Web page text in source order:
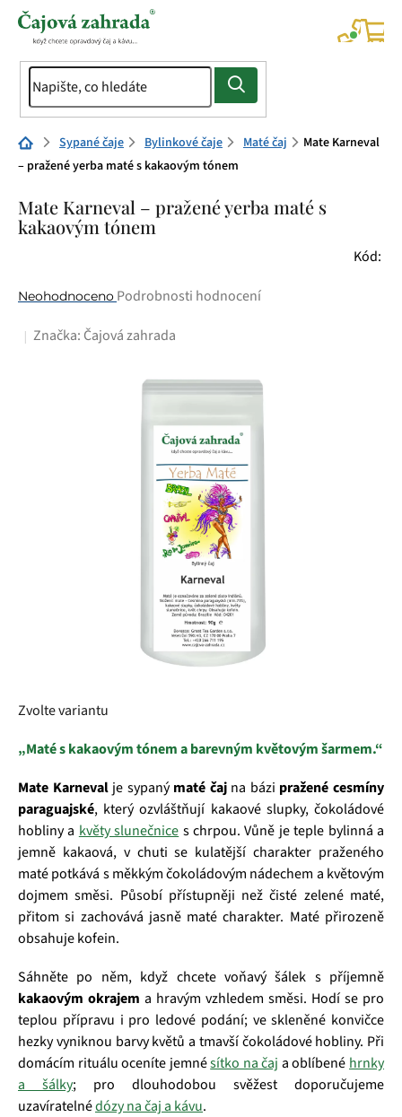
Přejít
Domů Sypané čaje Bylinkové čaje Maté čaj
Mate Karneval
– pražené yerba maté s kakaovým tónem
Mate Karneval – pražené yerba maté s
kakaovým tónem
Kód:
Průměrné
produktu
Neohodnoceno Podrobnosti hodnocení
Značka: Čajová zahrada
Zvolte variantu
„Maté s kakaovým tónem a barevným květovým šarmem.“
Mate Karnevalje sypanýmaté čajna bázi pražené cesmíny
paraguajské, který ozvláštňují kakaové slupky, čokoládové
hobliny a květy slunečnice s chrpou. Vůně je teple bylinná a
jemně kakaová, v chuti se kulatější charakter praženého
maté potkává s měkkým čokoládovým nádechem a květovým
dojmem směsi. Působí přístupněji než čisté zelené maté,
přitom si zachovává jasně maté charakter. Maté přirozeně
obsahuje kofein.
Sáhněte po něm, když chcete voňavý šálek s příjemně
kakaovým okrajem a hravým vzhledem směsi. Hodí se pro
teplou přípravu i pro ledové podání; ve skleněné konvičce
hezky vyniknou barvy květů a tmavší čokoládové hobliny. Při
domácím rituálu oceníte jemnésítko na čaj a oblíbené hrnky
a šálky; pro dlouhodobou svěžest doporučujeme
uzavíratelnédózy na čaj a kávu.